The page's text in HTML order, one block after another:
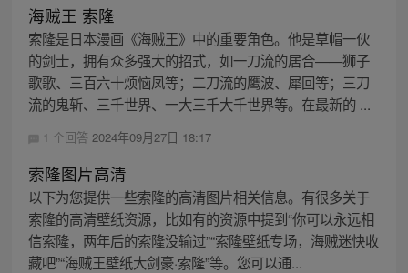
海贼王 索隆
索隆是日本漫画《海贼王》中的重要角色。他是草帽一伙
的剑士，拥有众多强大的招式，如一刀流的居合——狮子
歌歌、三百六十烦恼凤等；二刀流的鹰波、犀回等；三刀
流的鬼斩、三千世界、一大三千大千世界等。在最新的 ...
1 个回答 2024年09月27日 18:17
索隆图片高清
以下为您提供一些索隆的高清图片相关信息。有很多关于
索隆的高清壁纸资源，比如有的资源中提到“你可以永远相
信索隆，两年后的索隆没输过”“索隆壁纸专场，海贼迷快收
藏吧”“海贼王壁纸大剑豪·索隆”等。您可以通...